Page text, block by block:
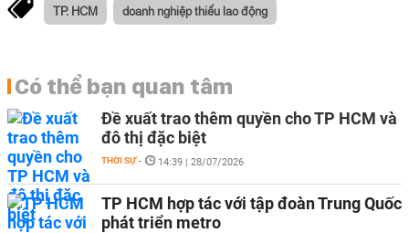
TP. HCM doanh nghiệp thiếu lao động
Có thể bạn quan tâm
Đề xuất trao thêm quyền cho TP HCM và
đô thị đặc biệt
THỜI SỰ - 14:39 | 28/07/2026
TP HCM hợp tác với tập đoàn Trung Quốc
phát triển metro